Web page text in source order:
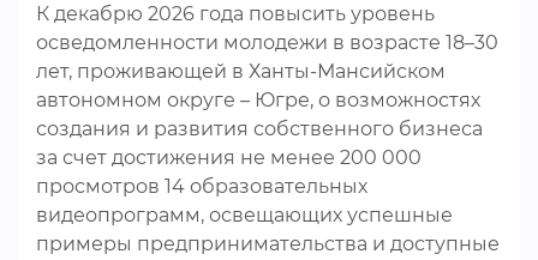
К декабрю 2026 года повысить уровень
осведомленности молодежи в возрасте 18–30
лет, проживающей в Ханты-Мансийском
автономном округе – Югре, о возможностях
создания и развития собственного бизнеса
за счет достижения не менее 200 000
просмотров 14 образовательных
видеопрограмм, освещающих успешные
примеры предпринимательства и доступные